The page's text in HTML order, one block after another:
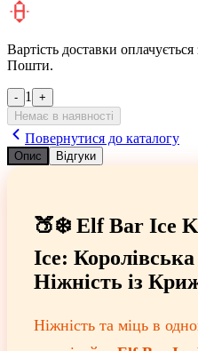
Вартість доставки
Пошти.
- 1
+
Немає в наявності
Повернутися до каталогу
Опис Відгуки
🍑❄️ Elf Bar Ice
Ice:
Ніжність із
Ніжність та міць в